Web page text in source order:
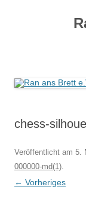
chess-
Veröffentlicht am 5.
000000-md(1).
← Vorheriges